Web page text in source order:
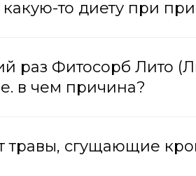
то диету при
раз Фитосорб Лито
в чем причина?
травы, сгущающие